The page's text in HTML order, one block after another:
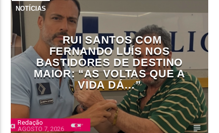
NOTÍCIAS
RUI SANTOS COM
FERNANDO LUÍS NOS
BASTIDORES DE DESTINO
MAIOR: “AS VOLTAS QUE A
VIDA DÁ…”
Redação
AGOSTO 7, 2026